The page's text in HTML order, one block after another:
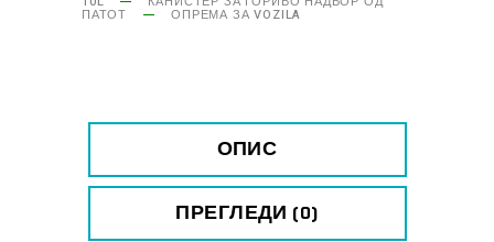
ПАТОТ ОПРЕМА ЗА VOZILA
ОПИС
ПРЕГЛЕДИ (0)